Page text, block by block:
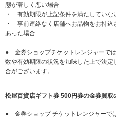
態が著しく悪い場合
・ 有効期限が上記条件を満たしていな
・ 事前連絡なく店舗へお品物をお持
あった場合
● 金券ショップチケットレンジャーで
数や有効期限の状況を加味した上で決
合がございます。
松屋百貨店ギフト券 500円券の金券買取
● 金券ショップ チケットレンジャーで